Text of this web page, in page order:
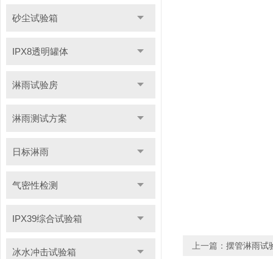
砂尘试验箱
IPX8透明罐体
淋雨试验房
淋雨测试方案
日标淋雨
气密性检测
IPX39综合试验箱
冰水冲击试验箱
上一篇： 摆管淋雨试